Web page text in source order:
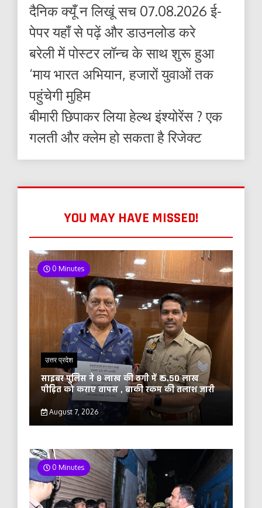
दैनिक क्यूँ न लिखूं सच 07.08.2026 ई-
पेपर यहाँ से पढ़ें और डाउनलोड करे
बरेली में पोस्टर लॉन्च के साथ शुरू हुआ
‘माय भारत अभियान, हजारों युवाओं तक
पहुंचेगी मुहिम
बीमारी छिपाकर लिया हेल्थ इंश्योरेंस ? एक
गलती और क्लेम हो सकता है रिजेक्ट
YOU MAY HAVE MISSED!
0 Minutes
उत्तर प्रदेश
साइबर पुलिस ने 8 लाख की ठगी में ₹ 5.50 लाख
पीड़ित को कराए वापस , बाकी रकम की तलाश जारी
August 7, 2026
0 Minutes